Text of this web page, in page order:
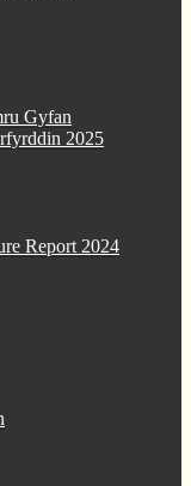
Gyfan
2025
Report 2024